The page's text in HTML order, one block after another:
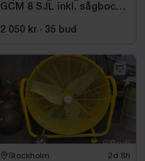
GCM 8 SJL inkl. sågbock
2 050 kr · 35 bud
Stockholm 2d 8h